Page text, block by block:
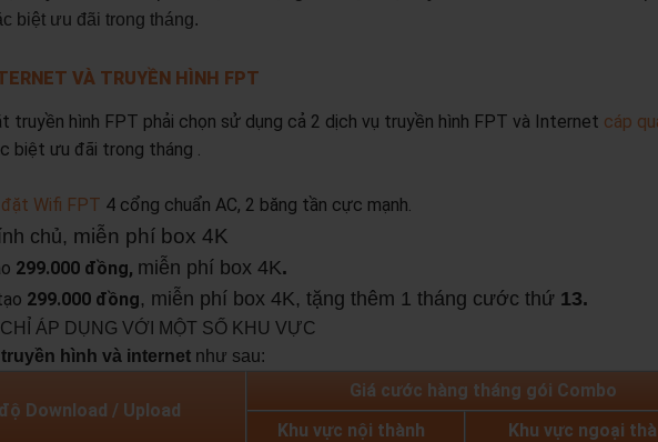
biệt ưu đãi trong tháng.
VÀ TRUYỀN HÌNH FPT
truyền hình FPT phải chọn sử dụng cả 2 dịch vụ truyền hình FPT và Internet cáp
biệt ưu đãi trong tháng .
Wifi FPT 4 cổng chuẩn AC, 2 băng tần cực mạnh.
chủ, miễn phí box 4K
299.000 đồng, miễn phí box 4K.
299.000 đồng, miễn phí box 4K, tặng thêm 1 tháng cước thứ 13.
ÁP DỤNG VỚI MỘT SỐ KHU VỰC
hình và internetnhư sau:
Download / Upload
Giá cước hàng tháng gói Combo
Khu vực nội thành
Khu vực ngoại